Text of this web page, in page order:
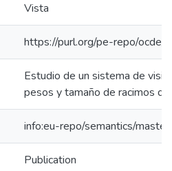
Vista
https://purl.org/pe-repo/ocde/
Estudio de un sistema de
pesos y tamaño de racimos
info:eu-repo/semantics/
Publication